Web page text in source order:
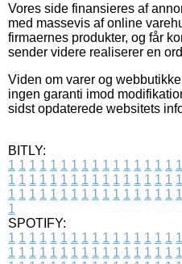
Vores side finansieres af
med massevis af online
firmaernes produkter, og får
sender videre realiserer en
Viden om varer og
ingen garanti imod
sidst opdaterede websitets
BITLY:
1 1 1 1 1 1 1 1 1 1 1 1 1 1 1 1 1
1 1 1 1 1 1 1 1 1 1 1 1 1 1 1 1 1
1 1 1 1 1 1 1 1 1 1 1 1 1 1 1 1 1
1
SPOTIFY:
1 1 1 1 1 1 1 1 1 1 1 1 1 1 1 1 1
1 1 1 1 1 1 1 1 1 1 1 1 1 1 1 1 1